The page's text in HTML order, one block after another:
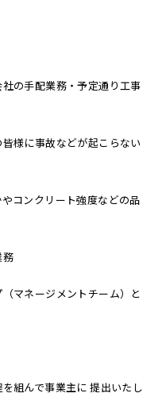
の手配業務・予定通り工事
様に事故などが起こらない
コンクリート強度などの品
務
マネージメントチーム）と
組んで事業主に 提出いたし